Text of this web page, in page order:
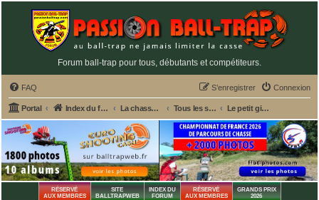
Forum ball-trap pour tous, débutants et compétiteurs.
FAQ Connexion
S’enregistrer
Portal Index du forum La chasse et le matériel de chasse Tous les sujets de chasse Le petit gibier
RÉSERVÉ
AUX MEMBRES
SITE
BALLTRAPWEB
INDEX DU
FORUM
RÉSERVÉ
AUX MEMBRES
GRANDS PRIX
2026